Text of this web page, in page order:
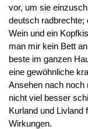
vor, um sie
deutsch radbrechte;
Wein und ein
man mir kein Bett
beste im ganzen
eine gewöhnliche
Ansehen nach noch
nicht viel besser
Kurland und Livland
Wirkungen.